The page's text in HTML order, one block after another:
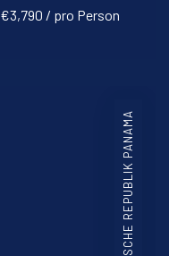
€3,790 / pro Person